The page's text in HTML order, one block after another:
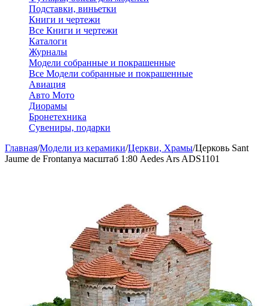
Подставки, виньетки
Книги и чертежи
Все Книги и чертежи
Каталоги
Журналы
Модели собранные и покрашенные
Все Модели собранные и покрашенные
Авиация
Авто Мото
Диорамы
Бронетехника
Сувениры, подарки
Главная/Модели из керамики/Церкви, Храмы/Церковь Sant
Jaume de Frontanya масштаб 1:80 Aedes Ars ADS1101